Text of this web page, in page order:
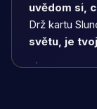
uvědom si,
Drž kartu
světu, je